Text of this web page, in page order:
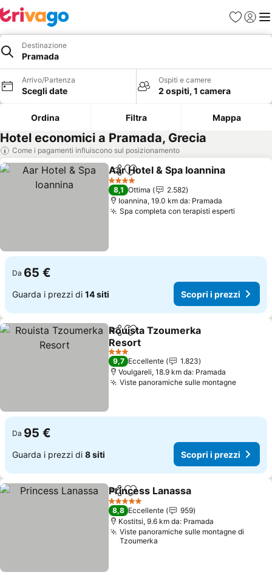
PreferitiAccedi
Destinazione
Pramada
Arrivo/Partenza
Scegli date
Ospiti e camere
2 ospiti, 1 camera
Ordina Filtra Mappa
Hotel economici a Pramada, Grecia
Come i pagamenti influiscono sul posizionamento
CondividiAggiungi ai preferiti
Aar Hotel & Spa Ioannina
4 Stelle
8,1 Ottima
2.582
Ioannina, 19.0 km da: Pramada
Spa completa con terapisti esperti
Da 65 €
Guarda i prezzi di 14 siti Scopri i prezzi
CondividiAggiungi ai preferiti
Rouista Tzoumerka
Resort
Scopri i prezzi
3 Stelle
9,7 Eccellente
1.823
Voulgareli, 18.9 km da: Pramada
Viste panoramiche sulle montagneScopri
Da 95 €
Guarda i prezzi di 8 siti Scopri i prezzi
CondividiAggiungi ai preferiti
Princess Lanassa
5 Stelle
8,8 Eccellente
959
Kostitsi, 9.6 km da: Pramada
Viste panoramiche sulle montagne di
Tzoumerka